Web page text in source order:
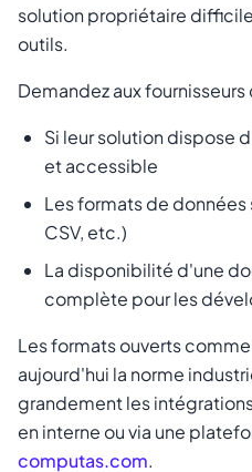
solution propriétaire
outils.
Demandez aux
Si leur solution dispose
et accessible
Les formats de données
CSV, etc.)
La disponibilité d'une
complète pour les
Les formats ouverts comme
aujourd'hui la norme
grandement les
en interne ou via une
computas.com.